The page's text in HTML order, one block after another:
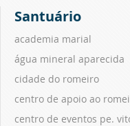
Santuário
academia marial
água mineral aparecida
cidade do romeiro
centro de apoio ao
centro de eventos pe.